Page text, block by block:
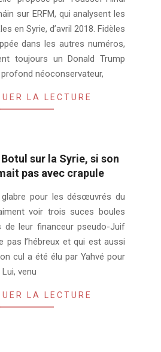
sur ERFM, qui analysent les
en Syrie, d’avril 2018. Fidèles
dans les autres numéros,
toujours un Donald Trump
néoconservateur,
LA LECTURE
sur la Syrie, si son
pas avec crapule
pour les désœuvrés du
voir trois suces boules
de leur financeur pseudo-Juif
pas l’hébreux et qui est aussi
cul a été élu par Yahvé pour
venu
LA LECTURE